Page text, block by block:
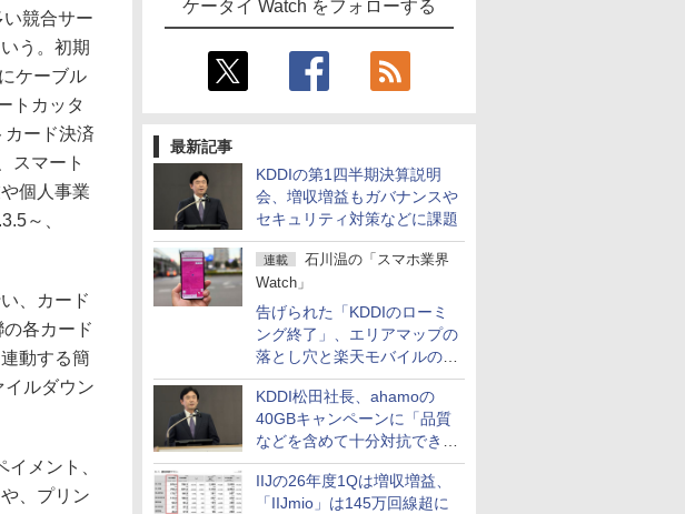
ケータイ Watch をフォローする
最新記事
KDDIの第1四半期決算説明
会、増収増益もガバナンスや
セキュリティ対策などに課題
連載
石川温の「スマホ業界
Watch」
告げられた「KDDIのローミ
ング終了」、エリアマップの
落とし穴と楽天モバイルの課
題
KDDI松田社長、ahamoの
40GBキャンペーンに「品質
などを含めて十分対抗でき
る」
IIJの26年度1Qは増収増益、
「IIJmio」は145万回線超に
競合サー
う。初期
ケーブル
トカッタ
ード決済
スマート
個人事業
～、
、カード
各カード
動する簡
ルダウン
メント、
、プリン